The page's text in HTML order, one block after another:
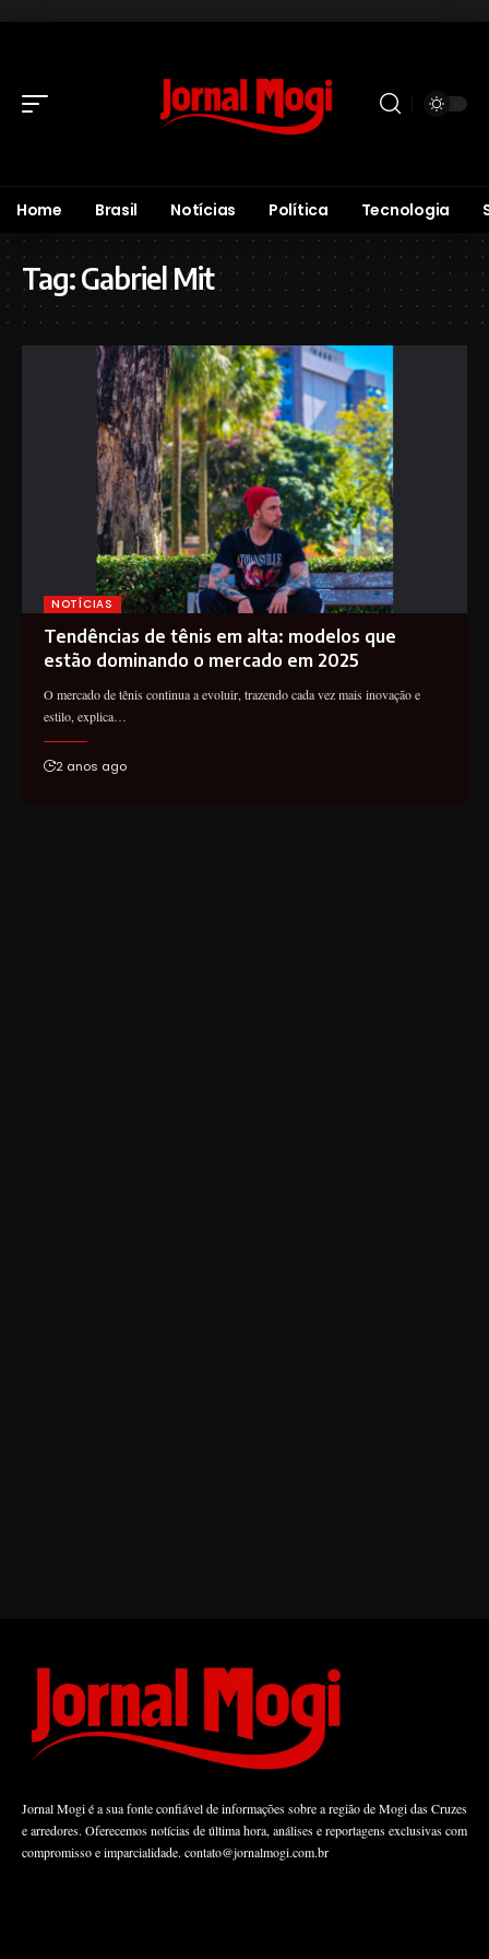
Home Brasil Notícias Política Tecnologia
Tag:Gabriel Mit
NOTÍCIAS
Tendências de tênis em alta: modelos que
estão dominando o mercado em 2025
O mercado de tênis continua a evoluir, trazendo cada vez mais inovação e
estilo, explica…
2 anos ago
Jornal Mogi é a sua fonte confiável de informações sobre a região de Mogi das Cruzes
e arredores. Oferecemos notícias de última hora, análises e reportagens exclusivas com
compromisso e imparcialidade. contato@jornalmogi.com.br